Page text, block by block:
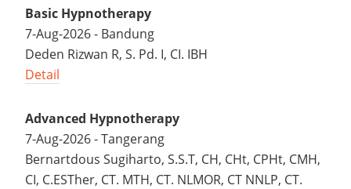
Basic Hypnotherapy
7-Aug-2026 - Bandung
Deden Rizwan R, S. Pd. I, CI. IBH
Detail
Advanced Hypnotherapy
7-Aug-2026 - Tangerang
Bernartdous Sugiharto, S.S.T, CH, CHt, CPHt, CMH,
CI, C.ESTher, CT. MTH, CT. NLMOR, CT NNLP, CT.